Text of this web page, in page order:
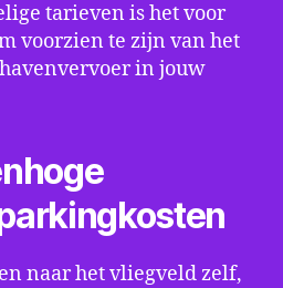
tarieven is het voor
voorzien te zijn van het
in jouw
naar het vliegveld zelf,